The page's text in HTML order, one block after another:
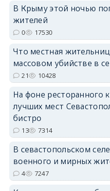
В Крыму этой ночью
жителей
0 17530
Что местная
массовом убийстве в
21 10428
На фоне ресторанного
лучших мест
бистро
13 7314
В севастопольском
военного и мирных
4 7247